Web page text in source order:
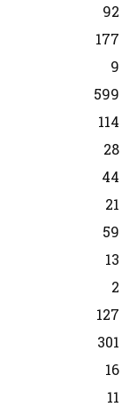
92
177
9
599
114
28
44
21
59
13
2
127
301
16
11